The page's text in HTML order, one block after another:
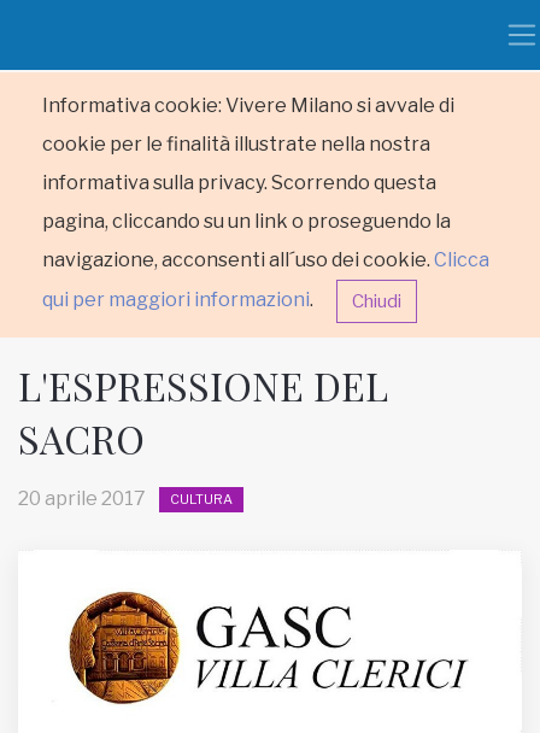
Informativa cookie: Vivere Milano si avvale di
cookie per le finalità illustrate nella nostra
informativa sulla privacy. Scorrendo questa
pagina, cliccando su un link o proseguendo la
navigazione, acconsenti all´uso dei cookie. Clicca
qui per maggiori informazioni. Chiudi
HOME
Inviateci le vostre segnalazioni
L'ESPRESSIONE DEL
SACRO
20 aprile 2017 CULTURA